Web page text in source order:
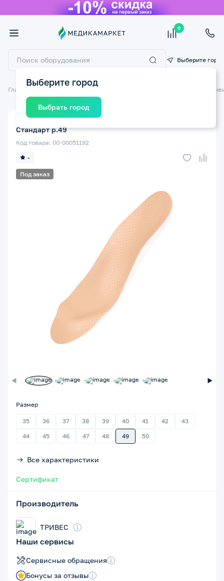
0
Выберите город
Выберите город
Выбрать город
Главная Ортопедические изделия
Под заказ
-
Код товара: 00-00051192
Стандарт р.49
Размер
35 36 37 38 39 40 41 42
43
44
45 46 47 48 49 50
Все характеристики
Сертификат
Производитель
ТРИВЕС i
Наши сервисы
Сервисные обращения i
Бонусы за отзывы i